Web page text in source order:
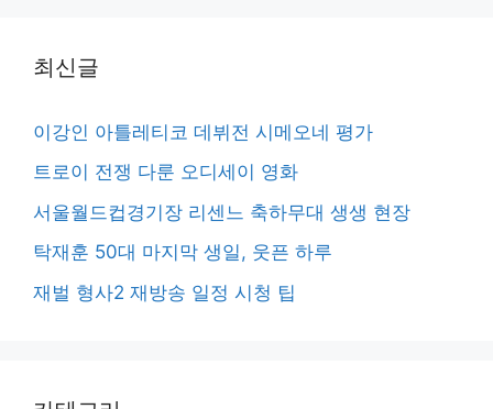
최신글
이강인 아틀레티코 데뷔전 시메오네 평가
트로이 전쟁 다룬 오디세이 영화
서울월드컵경기장 리센느 축하무대 생생 현장
탁재훈 50대 마지막 생일, 웃픈 하루
재벌 형사2 재방송 일정 시청 팁